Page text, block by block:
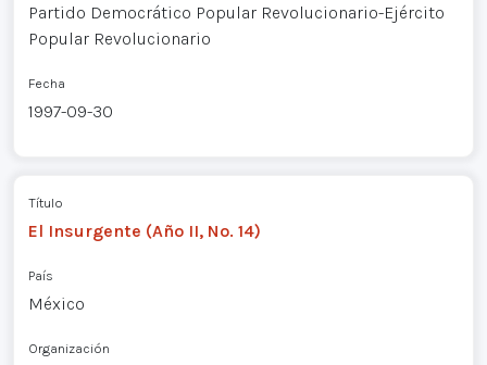
Partido Democrático Popular Revolucionario-Ejército
Popular Revolucionario
Fecha
1997-09-30
Título
El Insurgente (Año II, No. 14)
País
México
Organización